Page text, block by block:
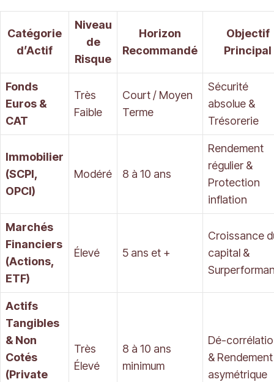
Catégorie
d’Actif
Niveau
de
Risque
Horizon
Recommandé
Objectif
Principal
Fonds
Euros &
CAT
Très
Faible
Court / Moyen
Terme
Sécurité
absolue &
Trésorerie
Immobilier
(SCPI,
OPCI)
Modéré 8 à 10 ans
Rendement
régulier &
Protection
inflation
Marchés
Financiers
(Actions,
ETF)
Élevé 5 ans et +
Croissance
capital &
Actifs
Tangibles
& Non
Cotés
(Private
Très
Élevé
8 à 10 ans
minimum
Dé-
& Rendement
asymétrique